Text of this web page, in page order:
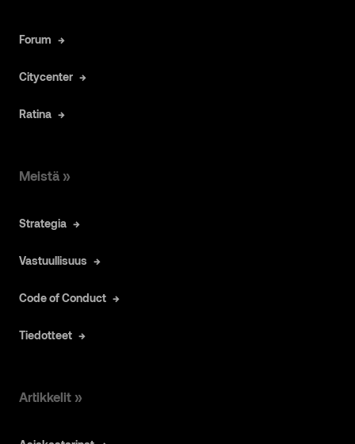
Forum
Citycenter
Ratina
Meistä »
Strategia
Vastuullisuus
Code of Conduct
Tiedotteet
Artikkelit »